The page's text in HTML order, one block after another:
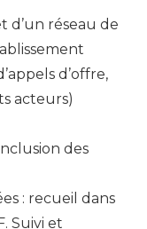
d’un réseau de
d’offre,
acteurs)
des
: recueil dans
Suivi et